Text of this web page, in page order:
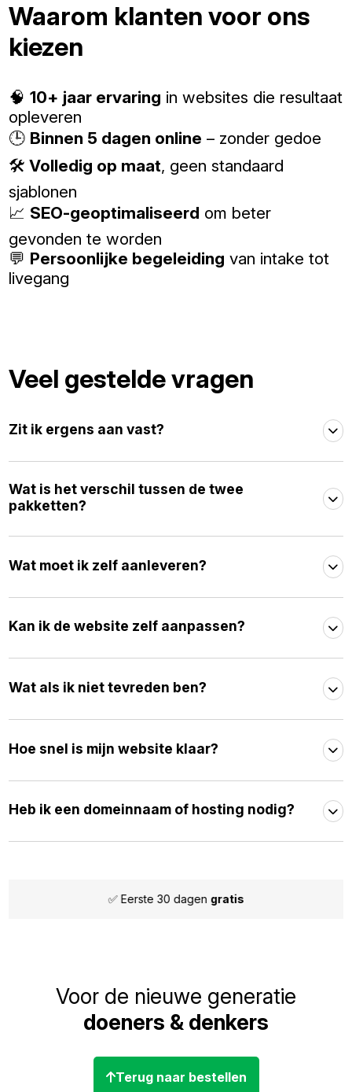
Waarom klanten voor ons
kiezen
🧠10+ jaar ervaring in websites die resultaat
opleveren
🕒 Binnen 5 dagen online – zonder gedoe
🛠️Volledig op maat, geen standaard
sjablonen
📈 SEO-geoptimaliseerd om beter
gevonden te worden
💬 Persoonlijke begeleiding van intake tot
livegang
Veel gestelde vragen
Zit ik ergens aan vast?
Wat is het verschil tussen de twee
pakketten?
Wat moet ik zelf aanleveren?
Kan ik de website zelf aanpassen?
Wat als ik niet tevreden ben?
Hoe snel is mijn website klaar?
Heb ik een domeinnaam of hosting nodig?
Voor de nieuwe generatie
doeners & denkers
Terug naar bestellen